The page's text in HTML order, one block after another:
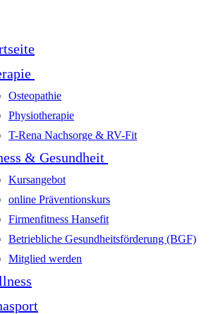
Osteopathie
Physiotherapie
T-Rena Nachsorge & RV-Fit
& Gesundheit
Kursangebot
online Präventionskurs
Firmenfitness Hansefit
Betriebliche Gesundheitsförderung (BGF)
Mitglied werden